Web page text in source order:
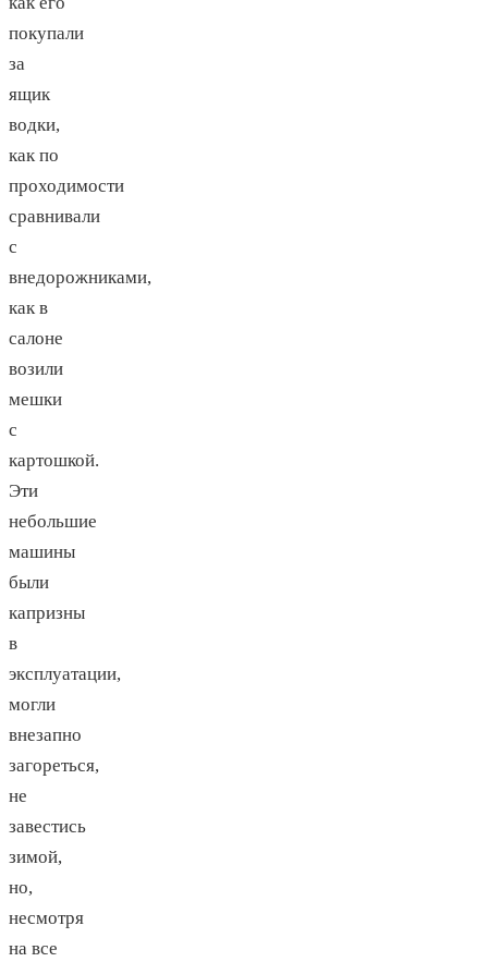
покупали
за
ящик
водки,
как по
проходимости
сравнивали
с
внедорожниками,
как в
салоне
возили
мешки
с
картошкой.
Эти
небольшие
машины
были
капризны
в
эксплуатации,
могли
внезапно
загореться,
не
завестись
зимой,
но,
несмотря
на все